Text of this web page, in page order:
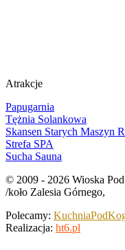
Atrakcje
Papugarnia
Tężnia Solankowa
Skansen Starych Maszyn
Strefa SPA
Sucha Sauna
© 2009 - 2026 Wioska
/koło Zalesia Górnego,
Polecamy:
Realizacja: ht6.pl